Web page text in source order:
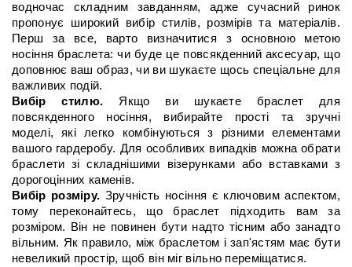
водночас складним завданням, адже сучасний ринок
пропонує широкий вибір стилів, розмірів та матеріалів.
Перш за все, варто визначитися з основною метою
носіння браслета: чи буде це повсякденний аксесуар, що
доповнює ваш образ, чи ви шукаєте щось спеціальне для
важливих подій.
Вибір стилю. Якщо ви шукаєте браслет для
повсякденного носіння, вибирайте прості та зручні
моделі, які легко комбінуються з різними елементами
вашого гардеробу. Для особливих випадків можна обрати
браслети зі складнішими візерунками або вставками з
дорогоцінних каменів.
Вибір розміру. Зручність носіння є ключовим аспектом,
тому переконайтесь, що браслет підходить вам за
розміром. Він не повинен бути надто тісним або занадто
вільним. Як правило, між браслетом і зап'ястям має бути
невеликий простір, щоб він міг вільно переміщатися.